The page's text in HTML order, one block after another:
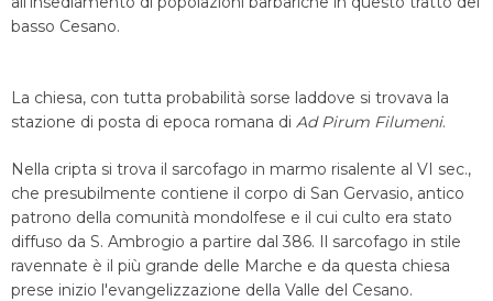
basso Cesano.
La chiesa, con tutta probabilità sorse laddove si trovava la
stazione di posta di epoca romana di Ad Pirum Filumeni.
Nella cripta si trova il sarcofago in marmo risalente al VI sec.,
che presubilmente contiene il corpo di San Gervasio, antico
patrono della comunità mondolfese e il cui culto era stato
diffuso da S. Ambrogio a partire dal 386. Il sarcofago in stile
ravennate è il più grande delle Marche e da questa chiesa
prese inizio l'evangelizzazione della Valle del Cesano.